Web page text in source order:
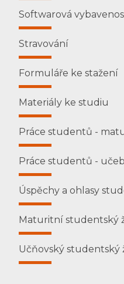
Softwarová
Stravování
Formuláře ke stažení
Materiály ke studiu
Práce studentů -
Práce studentů -
Úspěchy a ohlasy
Maturitní studentský
Učňovský studentský